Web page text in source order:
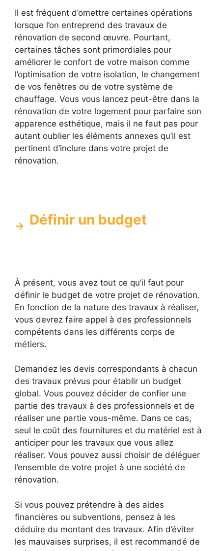
Il est fréquent d’omettre certaines opérations
lorsque l’on entreprend des travaux de
rénovation de second œuvre. Pourtant,
certaines tâches sont primordiales pour
améliorer le confort de votre maison comme
l’optimisation de votre isolation, le changement
de vos fenêtres ou de votre système de
chauffage. Vous vous lancez peut-être dans la
rénovation de votre logement pour parfaire son
apparence esthétique, mais il ne faut pas pour
autant oublier les éléments annexes qu’il est
pertinent d’inclure dans votre projet de
rénovation.
Définir un budget
À présent, vous avez tout ce qu’il faut pour
définir le budget de votre projet de rénovation.
En fonction de la nature des travaux à réaliser,
vous devrez faire appel à des professionnels
compétents dans les différents corps de
métiers.
Demandez les devis correspondants à chacun
des travaux prévus pour établir un budget
global. Vous pouvez décider de confier une
partie des travaux à des professionnels et de
réaliser une partie vous-même. Dans ce cas,
seul le coût des fournitures et du matériel est à
anticiper pour les travaux que vous allez
réaliser. Vous pouvez aussi choisir de déléguer
l’ensemble de votre projet à une société de
rénovation.
Si vous pouvez prétendre à des aides
financières ou subventions, pensez à les
déduire du montant des travaux. Afin d’éviter
les mauvaises surprises, il est recommandé de